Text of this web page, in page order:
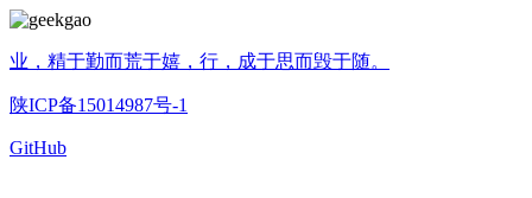
业，精于勤而荒于嬉，行，成于思而毁于随。
陕ICP备15014987号-1
GitHub